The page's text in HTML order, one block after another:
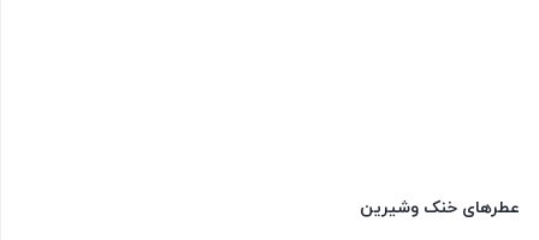
عطرهای خنک وشیرین